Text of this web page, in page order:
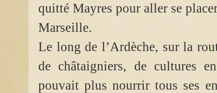
quitté Mayres pour aller se
Marseille.
Le long de l’Ardèche, sur la
de châtaigniers, de cultures
pouvait plus nourrir tous ses